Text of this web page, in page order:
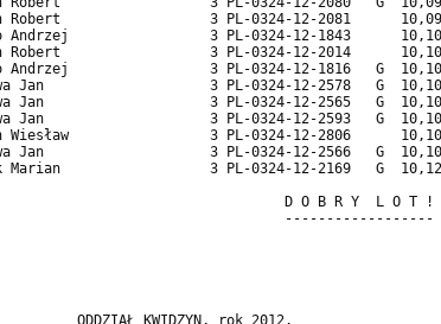
strona 1
ODDZIAŁ KWIDZYN,